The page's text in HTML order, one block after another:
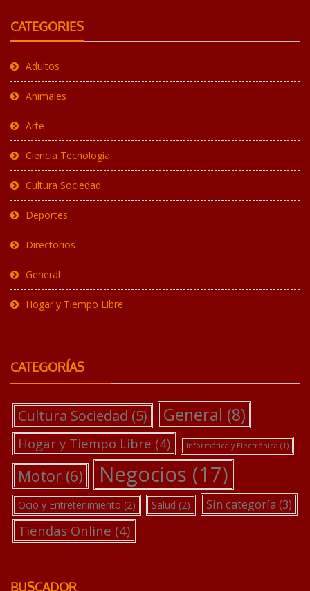
CATEGORIES
Adultos
Animales
Arte
Ciencia Tecnología
Cultura Sociedad
Deportes
Directorios
General
Hogar y Tiempo Libre
CATEGORÍAS
Cultura Sociedad (5) General (8)
Hogar y Tiempo Libre (4) Informática y Electrónica (1)
Motor (6) Negocios (17)
Ocio y Entretenimiento (2) Salud (2) Sin categoría (3)
Tiendas Online (4)
BUSCADOR